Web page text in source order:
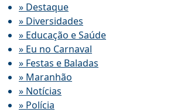
» Destaque
» Diversidades
» Educação e Saúde
» Eu no Carnaval
» Festas e Baladas
» Maranhão
» Notícias
» Polícia